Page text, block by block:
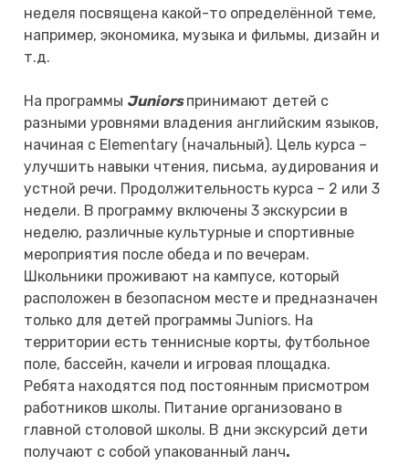
неделя посвящена какой-то определённой теме,
например, экономика, музыка и фильмы, дизайн и
т.д.
На программы Juniorsпринимают детей с
разными уровнями владения английским языков,
начиная с Elementary (начальный). Цель курса –
улучшить навыки чтения, письма, аудирования и
устной речи. Продолжительность курса – 2 или 3
недели. В программу включены 3 экскурсии в
неделю, различные культурные и спортивные
мероприятия после обеда и по вечерам.
Школьники проживают на кампусе, который
расположен в безопасном месте и предназначен
только для детей программы Juniors. На
территории есть теннисные корты, футбольное
поле, бассейн, качели и игровая площадка.
Ребята находятся под постоянным присмотром
работников школы. Питание организовано в
главной столовой школы. В дни экскурсий дети
получают с собой упакованный ланч.